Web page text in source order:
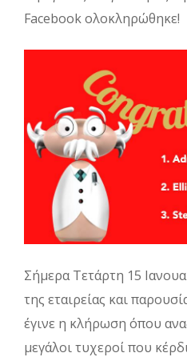
Facebook ολοκληρώθηκε!
Σήμερα Τετάρτη 15
της εταιρείας και
έγινε η κλήρωση όπου
μεγάλοι τυχεροί που